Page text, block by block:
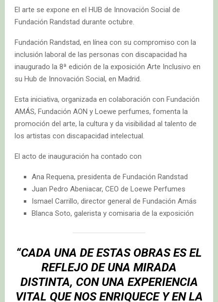
El arte se expone en el HUB de Innovación Social de
Fundación Randstad durante octubre.
Fundación Randstad, en línea con su compromiso con la
inclusión laboral de las personas con discapacidad ha
inaugurado la 8ª edición de la exposición Arte Inclusivo en
su Hub de Innovación Social, en Madrid.
Esta iniciativa, organizada en colaboración con Fundación
AMÁS, Fundación AON y Loewe perfumes, fomenta la
promoción del arte, la cultura y da visibilidad al talento de
los artistas con discapacidad intelectual.
El acto de inauguración ha contado con
Ana Requena, presidenta de Fundación Randstad
Juan Pedro Abeniacar, CEO de Loewe Perfumes
Ismael Carrillo, director general de Fundación Amás
Blanca Soto, galerista y comisaria de la exposición
“CADA UNA DE ESTAS OBRAS ES EL
REFLEJO DE UNA MIRADA
DISTINTA, CON UNA EXPERIENCIA
VITAL QUE NOS ENRIQUECE Y EN LA